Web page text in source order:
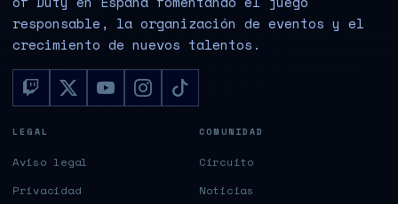
responsable, la organización de eventos y el
crecimiento de nuevos talentos.
LEGAL
Aviso legal
Privacidad
COMUNIDAD
Circuito
Noticias